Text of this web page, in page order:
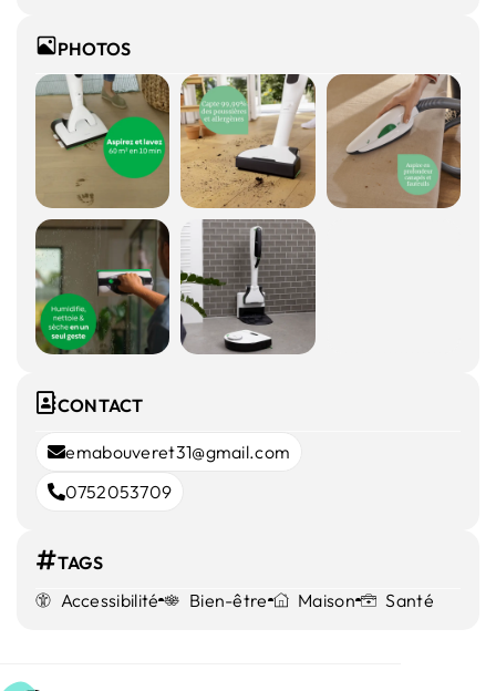
PHOTOS
CONTACT
emabouveret31@gmail.com
0752053709
TAGS
Accessibilité
Bien-être Maison Santé